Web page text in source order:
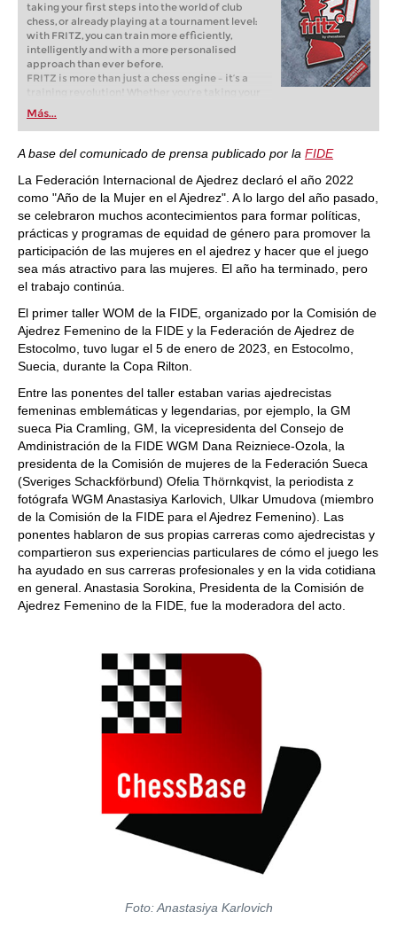
taking your first steps into the world of club
chess, or already playing at a tournament level:
with FRITZ, you can train more efficiently,
intelligently and with a more personalised
approach than ever before.
FRITZ is more than just a chess engine – it’s a
training revolution! Whether you’re taking your
first steps into the world of club chess, or already
playing at a tournament level: with FRITZ, you can
train more efficiently, intelligently and with a
more personalised approach than ever before.
Más...
A base del comunicado de prensa publicado por la FIDE
La Federación Internacional de Ajedrez declaró el año 2022
como "Año de la Mujer en el Ajedrez". A lo largo del año pasado,
se celebraron muchos acontecimientos para formar políticas,
prácticas y programas de equidad de género para promover la
participación de las mujeres en el ajedrez y hacer que el juego
sea más atractivo para las mujeres. El año ha terminado, pero
el trabajo continúa.
El primer taller WOM de la FIDE, organizado por la Comisión de
Ajedrez Femenino de la FIDE y la Federación de Ajedrez de
Estocolmo, tuvo lugar el 5 de enero de 2023, en Estocolmo,
Suecia, durante la Copa Rilton.
Entre las ponentes del taller estaban varias ajedrecistas
femeninas emblemáticas y legendarias, por ejemplo, la GM
sueca Pia Cramling, GM, la vicepresidenta del Consejo de
Amdinistración de la FIDE WGM Dana Reizniece-Ozola, la
presidenta de la Comisión de mujeres de la Federación Sueca
(Sveriges Schackförbund) Ofelia Thörnkqvist, la periodista z
fotógrafa WGM Anastasiya Karlovich, Ulkar Umudova (miembro
de la Comisión de la FIDE para el Ajedrez Femenino). Las
ponentes hablaron de sus propias carreras como ajedrecistas y
compartieron sus experiencias particulares de cómo el juego les
ha ayudado en sus carreras profesionales y en la vida cotidiana
en general. Anastasia Sorokina, Presidenta de la Comisión de
Ajedrez Femenino de la FIDE, fue la moderadora del acto.
Foto: Anastasiya Karlovich